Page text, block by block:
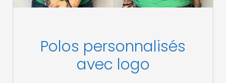
Polos personnalisés
avec logo